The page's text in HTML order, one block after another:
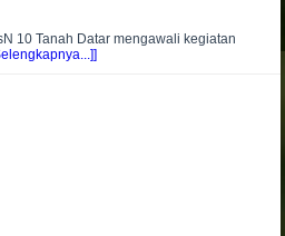
10 Tanah Datar mengawali kegiatan